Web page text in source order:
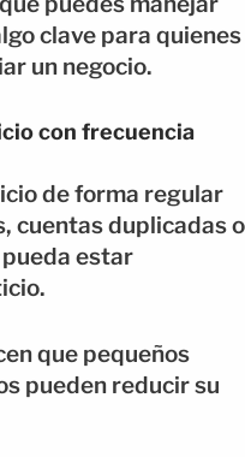
clave para quienes
un negocio.
con frecuencia
de forma regular
cuentas duplicadas o
estar
que pequeños
pueden reducir su